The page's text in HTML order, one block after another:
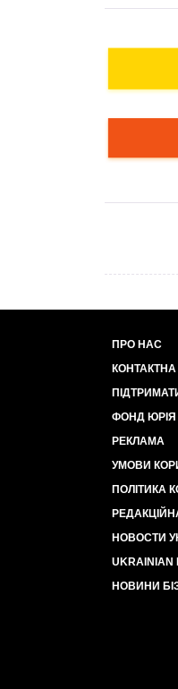
ПРО НАС
ФОНД ЮРІЯ
РЕКЛАМА
УМОВИ
ПОЛІТИКА
НОВОСТИ
UKRAINIAN
НОВИНИ